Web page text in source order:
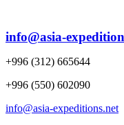
info@asia-
+996 (312) 665644
+996 (550) 602090
info@asia-expeditions.net